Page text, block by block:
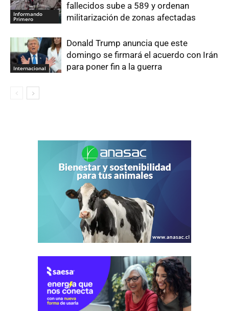
Informando
Primero
fallecidos sube a 589 y ordenan
militarización de zonas afectadas
Internacional
Donald Trump anuncia que este
domingo se firmará el acuerdo con Irán
para poner fin a la guerra